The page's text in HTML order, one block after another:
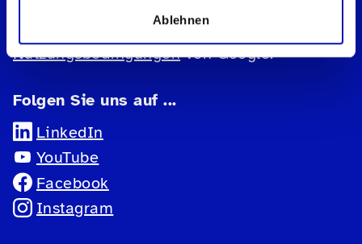
Ablehnen
geschützt und es gelten die
Nutzungsbedingungenvon Google.
Folgen Sie uns auf ...
LinkedIn
YouTube
Facebook
Instagram